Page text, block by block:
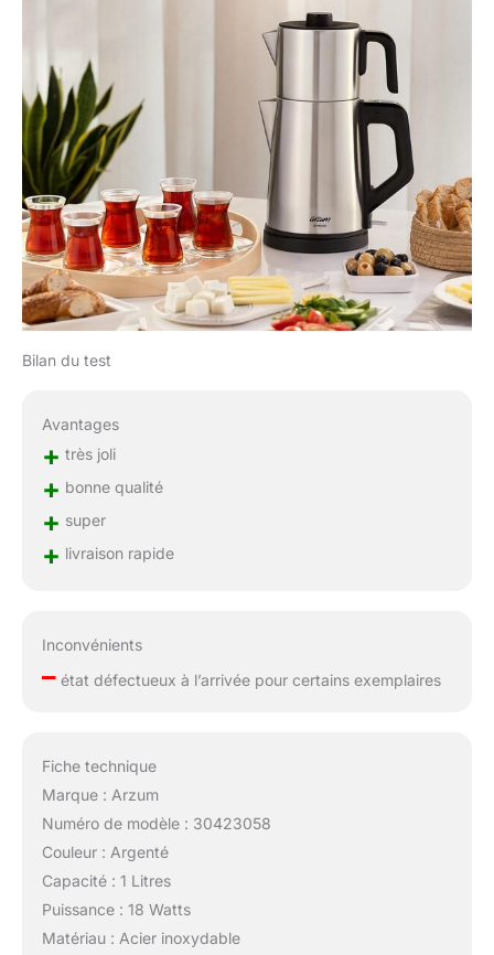
Bilan du test
Avantages
+ très joli
+ bonne qualité
+ super
+ livraison rapide
Inconvénients
–état défectueux à l’arrivée pour certains exemplaires
Fiche technique
Marque : Arzum
Numéro de modèle : 30423058
Couleur : Argenté
Capacité : 1 Litres
Puissance : 18 Watts
Matériau : Acier inoxydable